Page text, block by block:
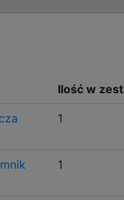
Ilość w
1
1